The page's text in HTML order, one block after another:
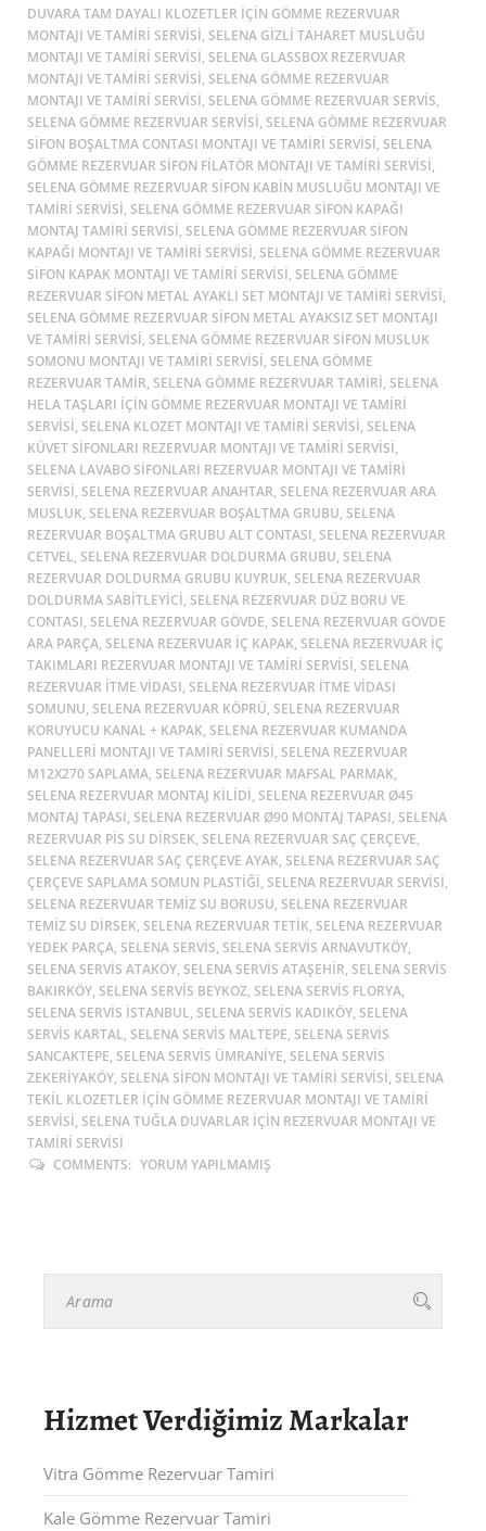
DUVARA TAM DAYALI KLOZETLER IÇIN GÖMME REZERVUAR
MONTAJI VE TAMIRI SERVISI, SELENA GIZLI TAHARET MUSLUĞU
MONTAJI VE TAMIRI SERVISI, SELENA GLASSBOX REZERVUAR
MONTAJI VE TAMIRI SERVISI, SELENA GÖMME REZERVUAR
MONTAJI VE TAMIRI SERVISI, SELENA GÖMME REZERVUAR SERVIS,
SELENA GÖMME REZERVUAR SERVISI, SELENA GÖMME REZERVUAR
SIFON BOŞALTMA CONTASI MONTAJI VE TAMIRI SERVISI, SELENA
GÖMME REZERVUAR SIFON FILATÖR MONTAJI VE TAMIRI SERVISI,
SELENA GÖMME REZERVUAR SIFON KABIN MUSLUĞU MONTAJI VE
TAMIRI SERVISI, SELENA GÖMME REZERVUAR SIFON KAPAĞI
MONTAJ TAMIRI SERVISI, SELENA GÖMME REZERVUAR SIFON
KAPAĞI MONTAJI VE TAMIRI SERVISI, SELENA GÖMME REZERVUAR
SIFON KAPAK MONTAJI VE TAMIRI SERVISI, SELENA GÖMME
REZERVUAR SIFON METAL AYAKLI SET MONTAJI VE TAMIRI SERVISI,
SELENA GÖMME REZERVUAR SIFON METAL AYAKSIZ SET MONTAJI
VE TAMIRI SERVISI, SELENA GÖMME REZERVUAR SIFON MUSLUK
SOMONU MONTAJI VE TAMIRI SERVISI, SELENA GÖMME
REZERVUAR TAMIR, SELENA GÖMME REZERVUAR TAMIRI, SELENA
HELA TAŞLARI IÇIN GÖMME REZERVUAR MONTAJI VE TAMIRI
SERVISI, SELENA KLOZET MONTAJI VE TAMIRI SERVISI, SELENA
KÜVET SIFONLARI REZERVUAR MONTAJI VE TAMIRI SERVISI,
SELENA LAVABO SIFONLARI REZERVUAR MONTAJI VE TAMIRI
SERVISI, SELENA REZERVUAR ANAHTAR, SELENA REZERVUAR ARA
MUSLUK, SELENA REZERVUAR BOŞALTMA GRUBU, SELENA
REZERVUAR BOŞALTMA GRUBU ALT CONTASI, SELENA REZERVUAR
CETVEL, SELENA REZERVUAR DOLDURMA GRUBU, SELENA
REZERVUAR DOLDURMA GRUBU KUYRUK, SELENA REZERVUAR
DOLDURMA SABITLEYICI, SELENA REZERVUAR DÜZ BORU VE
CONTASI, SELENA REZERVUAR GÖVDE, SELENA REZERVUAR GÖVDE
ARA PARÇA, SELENA REZERVUAR IÇ KAPAK, SELENA REZERVUAR IÇ
TAKIMLARI REZERVUAR MONTAJI VE TAMIRI SERVISI, SELENA
REZERVUAR ITME VIDASI, SELENA REZERVUAR ITME VIDASI
SOMUNU, SELENA REZERVUAR KÖPRÜ, SELENA REZERVUAR
KORUYUCU KANAL + KAPAK, SELENA REZERVUAR KUMANDA
PANELLERI MONTAJI VE TAMIRI SERVISI, SELENA REZERVUAR
M12X270 SAPLAMA, SELENA REZERVUAR MAFSAL PARMAK,
SELENA REZERVUAR MONTAJ KILIDI, SELENA REZERVUAR Ø45
MONTAJ TAPASI, SELENA REZERVUAR Ø90 MONTAJ TAPASI, SELENA
REZERVUAR PIS SU DIRSEK, SELENA REZERVUAR SAÇ ÇERÇEVE,
SELENA REZERVUAR SAÇ ÇERÇEVE AYAK, SELENA REZERVUAR SAÇ
ÇERÇEVE SAPLAMA SOMUN PLASTIĞI, SELENA REZERVUAR SERVISI,
SELENA REZERVUAR TEMIZ SU BORUSU, SELENA REZERVUAR
TEMIZ SU DIRSEK, SELENA REZERVUAR TETIK, SELENA REZERVUAR
YEDEK PARÇA, SELENA SERVIS, SELENA SERVIS ARNAVUTKÖY,
SELENA SERVIS ATAKÖY, SELENA SERVIS ATAŞEHIR, SELENA SERVIS
BAKIRKÖY, SELENA SERVIS BEYKOZ, SELENA SERVIS FLORYA,
SELENA SERVIS ISTANBUL, SELENA SERVIS KADIKÖY, SELENA
SERVIS KARTAL, SELENA SERVIS MALTEPE, SELENA SERVIS
SANCAKTEPE, SELENA SERVIS ÜMRANIYE, SELENA SERVIS
ZEKERIYAKÖY, SELENA SIFON MONTAJI VE TAMIRI SERVISI, SELENA
TEKIL KLOZETLER IÇIN GÖMME REZERVUAR MONTAJI VE TAMIRI
SERVISI, SELENA TUĞLA DUVARLAR IÇIN REZERVUAR MONTAJI VE
TAMIRI SERVISI
COMMENTS: YORUM YAPILMAMIŞ
Hizmet Verdiğimiz Markalar
Vitra Gömme Rezervuar Tamiri
Kale Gömme Rezervuar Tamiri